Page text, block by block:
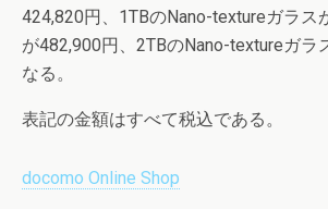
424,820円、1TBのNano-textureガラス
が482,900円、2TBのNano-textureガラ
なる。
表記の金額はすべて税込である。
docomo Online Shop